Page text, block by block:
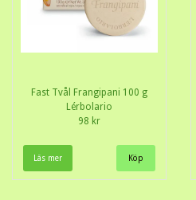
Fast Tvål Frangipani 100 g
Lérbolario
98 kr
Läs mer